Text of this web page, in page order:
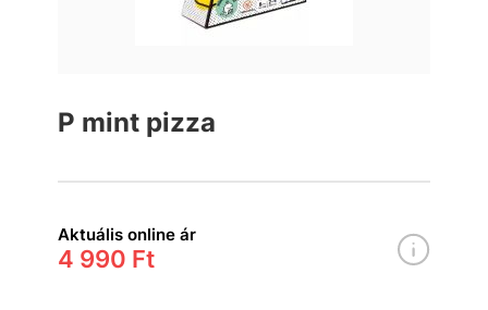
P mint pizza
Aktuális online ár
4 990 Ft